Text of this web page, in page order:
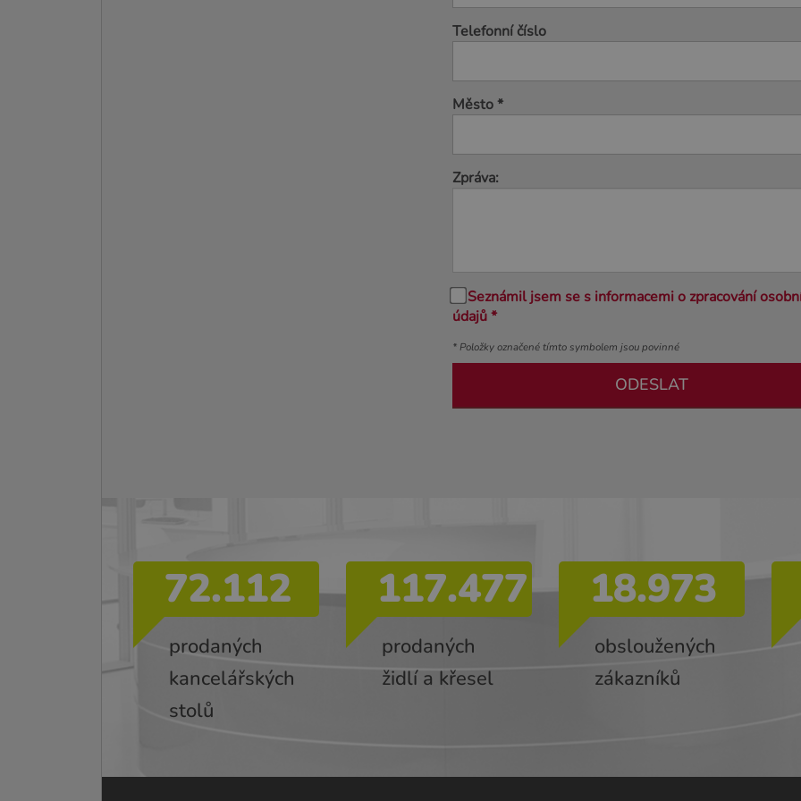
Telefonní číslo
Město *
Zpráva:
Seznámil jsem se s informacemi o zpracování
údajů *
* Položky označené tímto symbolem jsou povinné
ODESLAT
72.112
prodaných
kancelářských
stolů
117.477
prodaných
židlí a křesel
18.973
obsloužených
zákazníků